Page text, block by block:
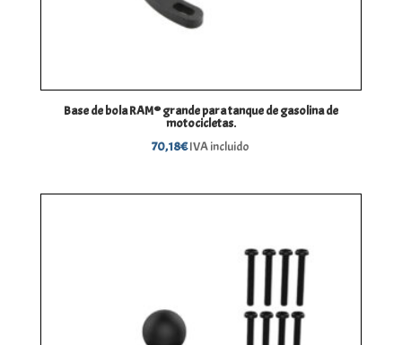
Base de bola RAM® grande para tanque de gasolina de
motocicletas.
70,18€IVA incluido